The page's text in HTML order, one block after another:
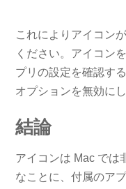
これによりアイコン
ください。アイコン
プリの設定を確認す
オプションを無効に
結論
アイコンは Mac では
なことに、付属のア